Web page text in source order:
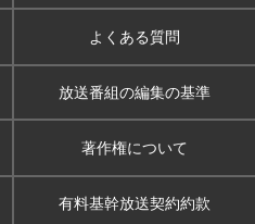
よくある質問
放送番組の編集の基準
著作権について
有料基幹放送契約約款